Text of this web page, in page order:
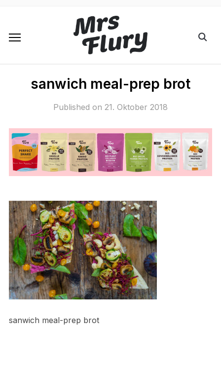
sanwich meal-prep brot
Published on 21. Oktober 2018
sanwich meal-prep brot